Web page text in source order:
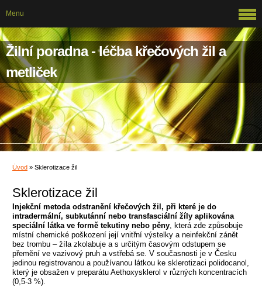
Žilní poradna - léčba křečových žil a
metliček
Úvod » Sklerotizace žil
Sklerotizace žil
Injekční metoda odstranění křečových žil, při které je do
intradermální, subkutánní nebo transfasciální žíly aplikována
speciální látka ve formě tekutiny nebo pěny, která zde způsobuje
místní chemické poškození její vnitřní výstelky a neinfekční zánět
bez trombu – žíla zkolabuje a s určitým časovým odstupem se
přemění ve vazivový pruh a vstřebá se. V současnosti je v Česku
jedinou registrovanou a používanou látkou ke sklerotizaci polidocanol,
který je obsažen v preparátu Aethoxysklerol v různých koncentracích
(0,5-3 %).
Menu